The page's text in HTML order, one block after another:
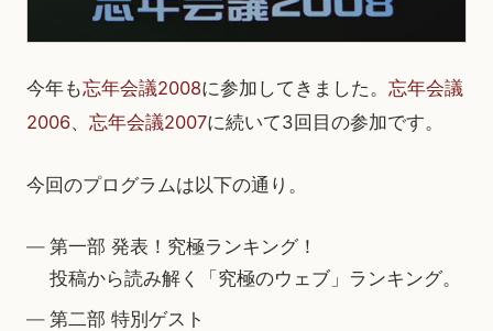
今年も忘年会議2008に参加してきました。 忘年会議
2006、 忘年会議2007に続いて3回目の参加です。
今回のプログラムは以下の通り。
第一部 発表！究極ランキング！
投稿から読み解く「究極のウェブ」ランキング。
第二部 特別ゲスト